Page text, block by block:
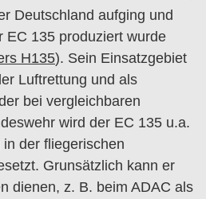
Deutschland aufging und
EC 135 produziert wurde
H135). Sein Einsatzgebiet
Luftrettung und als
bei vergleichbaren
wird der EC 135 u.a.
der fliegerischen
Grunsätzlich kann er
dienen, z. B. beim ADAC als